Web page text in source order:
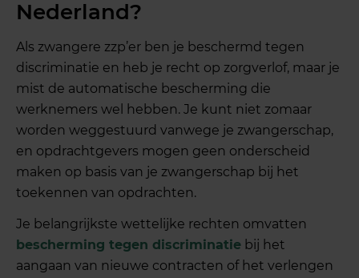
Nederland?
Als zwangere zzp’er ben je beschermd tegen
discriminatie en heb je recht op zorgverlof, maar je
mist de automatische bescherming die
werknemers wel hebben. Je kunt niet zomaar
worden weggestuurd vanwege je zwangerschap,
en opdrachtgevers mogen geen onderscheid
maken op basis van je zwangerschap bij het
toekennen van opdrachten.
Je belangrijkste wettelijke rechten omvatten
bescherming tegen discriminatie bij het
aangaan van nieuwe contracten of het verlengen